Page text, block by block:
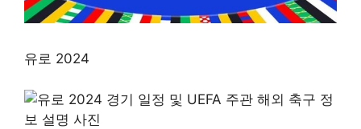
유로 2024